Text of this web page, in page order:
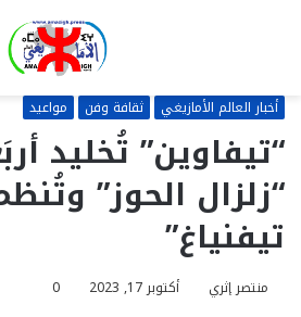
أخبار العالم الأمازيغي ثقافة وفن مواعيد
“تيفاوين” تُخليد
“زلزال الحوز”
تيفنياغ”
منتصر إثري أكتوبر 17, 2023 0